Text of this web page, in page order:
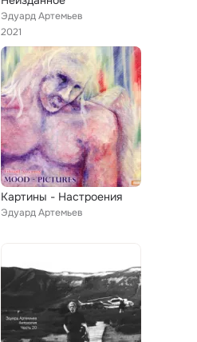
Эдуард Артемьев
2021
Картины - Настроения
Эдуард Артемьев